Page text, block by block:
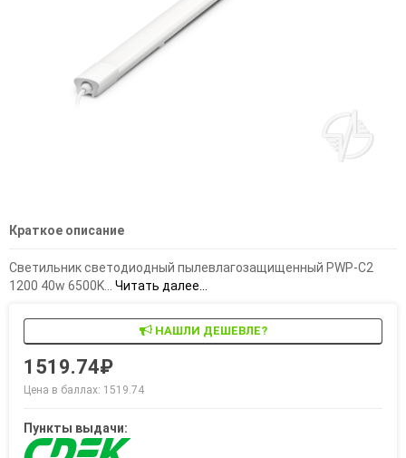
Краткое описание
Светильник светодиодный пылевлагозащищенный PWP-С2
1200 40w 6500K... Читать далее...
НАШЛИ ДЕШЕВЛЕ?
1519.74₽
Цена в баллах: 1519.74
Пункты выдачи: